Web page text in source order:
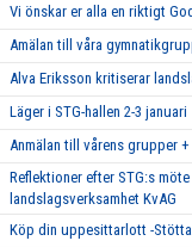
Vi önskar er alla en riktigt
Amälan till våra
Alva Eriksson kritiserar
Läger i STG-hallen 2-3 januari
Anmälan till vårens grupper
Reflektioner efter STG:s
landslagsverksamhet KvAG
Köp din uppesittarlott -